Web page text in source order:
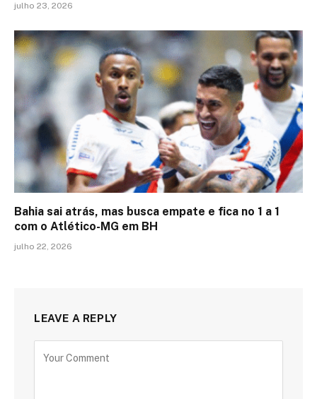
julho 23, 2026
Bahia sai atrás, mas busca empate e fica no 1 a 1
com o Atlético-MG em BH
julho 22, 2026
LEAVE A REPLY